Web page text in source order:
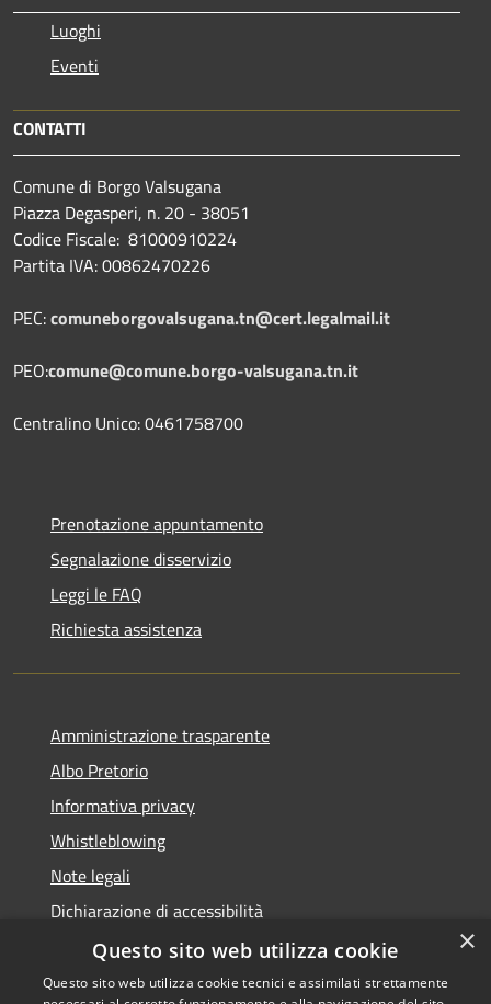
Luoghi
Eventi
CONTATTI
Comune di Borgo Valsugana
Piazza Degasperi, n. 20 - 38051
Codice Fiscale: 81000910224
Partita IVA: 00862470226
PEC:comuneborgovalsugana.tn@cert.legalmail.it
PEO:comune@comune.borgo-valsugana.tn.it
Centralino Unico: 0461758700
Prenotazione appuntamento
Segnalazione disservizio
Leggi le FAQ
Richiesta assistenza
Amministrazione trasparente
Albo Pretorio
Informativa privacy
Whistleblowing
Note legali
Dichiarazione di accessibilità
Feedback accessibilità
×
Questo sito web utilizza cookie
Questo sito web utilizza cookie tecnici e assimilati strettamente